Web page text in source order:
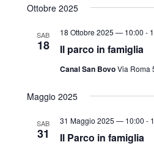
e
o
Ottobre 2025
SAB
18 Il parco in famiglia
18 Ottobre 2025 — 10:00 -
Canal San BovoVia Roma
Maggio 2025
SAB
31 Il Parco in famiglia
31 Maggio 2025 — 10:00 -